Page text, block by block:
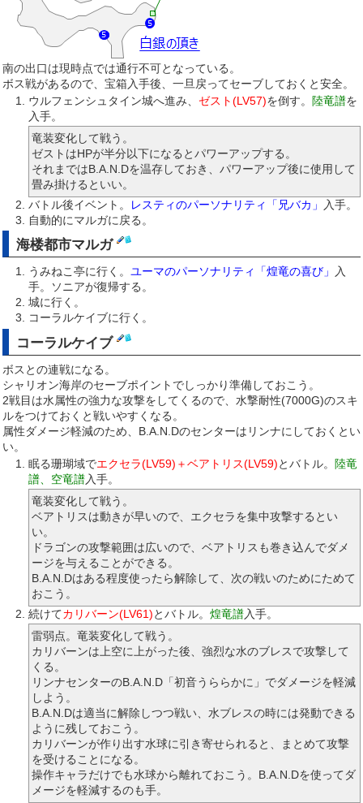
南の出口は現時点では通行不可となっている。
ボス戦があるので、宝箱入手後、一旦戻ってセーブしておくと安全。
ウルフェンシュタイン城へ進み、 ゼスト(LV57)を倒す。 陸竜譜を
入手。
竜装変化して戦う。
ゼストはHPが半分以下になるとパワーアップする。
それまではB.A.N.Dを温存しておき、パワーアップ後に使用して
畳み掛けるといい。
バトル後イベント。
レスティのパーソナリティ「兄バカ」
入手。
自動的にマルガに戻る。
海楼都市マルガ
うみねこ亭に行く。 ユーマのパーソナリティ「煌竜の喜び」
入
手。ソニアが復帰する。
城に行く。
コーラルケイブに行く。
コーラルケイブ
ボスとの連戦になる。
シャリオン海岸のセーブポイントでしっかり準備しておこう。
2戦目は水属性の強力な攻撃をしてくるので、水撃耐性(7000G)のスキ
ルをつけておくと戦いやすくなる。
属性ダメージ軽減のため、B.A.N.Dのセンターはリンナにしておくとい
い。
眠る珊瑚域でエクセラ(LV59)＋ベアトリス(LV59)とバトル。 陸竜
譜、空竜譜入手。
竜装変化して戦う。
ベアトリスは動きが早いので、エクセラを集中攻撃するとい
い。
ドラゴンの攻撃範囲は広いので、ベアトリスも巻き込んでダメ
ージを与えることができる。
B.A.N.Dはある程度使ったら解除して、次の戦いのためにためて
おこう。
続けてカリバーン(LV61)とバトル。 煌竜譜入手。
雷弱点。竜装変化して戦う。
カリバーンは上空に上がった後、強烈な水のブレスで攻撃して
くる。
リンナセンターのB.A.N.D「初音うららかに」でダメージを軽減
しよう。
B.A.N.Dは適当に解除しつつ戦い、水ブレスの時には発動できる
ように残しておこう。
カリバーンが作り出す水球に引き寄せられると、まとめて攻撃
を受けることになる。
操作キャラだけでも水球から離れておこう。B.A.N.Dを使ってダ
メージを軽減するのも手。